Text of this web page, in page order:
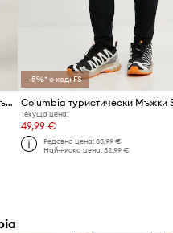
Columbia туристически панталон мъжки ROC
-5%* с код: FS
Текуща цена:
49,99 €
Редовна цена: 83,99 €
Най-ниска цена: 52,99 €